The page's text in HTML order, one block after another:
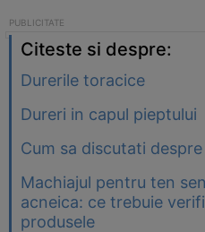
Citeste si despre:
Durerile toracice
Dureri in capul pieptului
Cum sa discutati
Machiajul pentru ten
acneica: ce trebuie
produsele